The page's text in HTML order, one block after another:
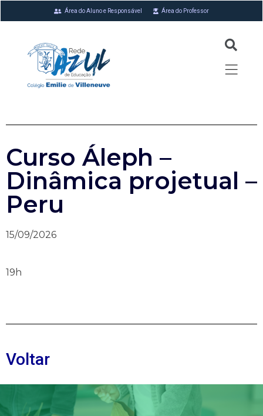
Área do Aluno e Responsável Área do Professor
Curso Áleph –
Dinâmica projetual –
Peru
15/09/2026
19h
Voltar